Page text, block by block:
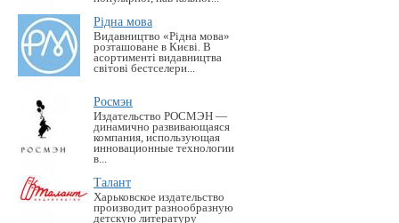
Рідна мова
Видавництво «Рідна мова»
розташоване в Києві. В
асортименті видавництва
світові бестселери...
Росмэн
Издательство РОСМЭН —
динамично развивающаяся
компания, использующая
инновационные технологии
в...
Талант
Харьковское издательство
производит разнообразную
детскую литературу